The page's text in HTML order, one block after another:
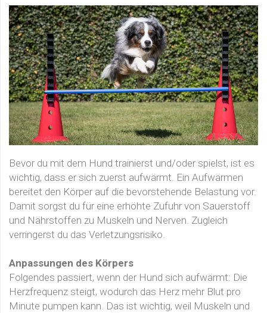
Bevor du mit dem Hund trainierst und/oder spielst, ist es
wichtig, dass er sich zuerst aufwärmt. Ein Aufwärmen
bereitet den Körper auf die bevorstehende Belastung vor.
Damit sorgst du für eine erhöhte Zufuhr von Sauerstoff
und Nährstoffen zu Muskeln und Nerven. Zugleich
verringerst du das Verletzungsrisiko.
Anpassungen des Körpers
Folgendes passiert, wenn der Hund sich aufwärmt: Die
Herzfrequenz steigt, wodurch das Herz mehr Blut pro
Minute pumpen kann. Das ist wichtig, weil Muskeln und